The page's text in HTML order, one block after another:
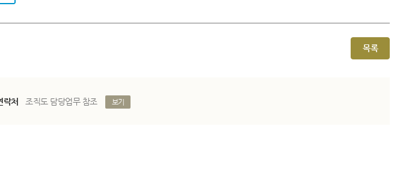
목록
락처 조직도 담당업무 참조 보기